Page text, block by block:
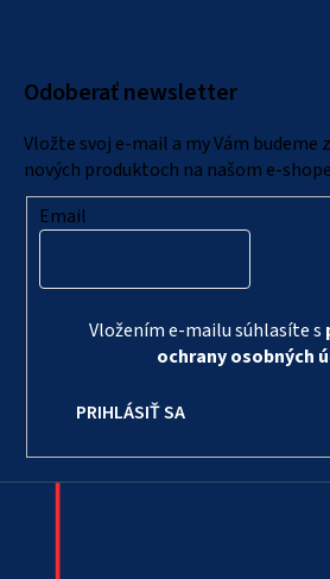
Odoberať newsletter
Vložte svoj e-mail a my Vám budeme
nových produktoch na našom e-
Email
Vložením e-mailu súhlasíte s
ochrany osobných
PRIHLÁSIŤ SA